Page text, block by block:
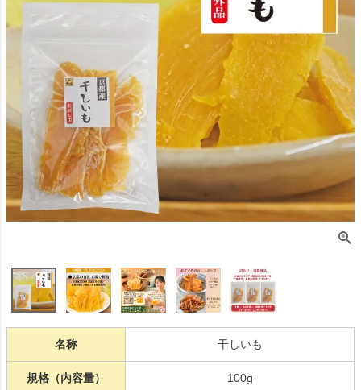
名称 干しいも
規格（内容量） 100g